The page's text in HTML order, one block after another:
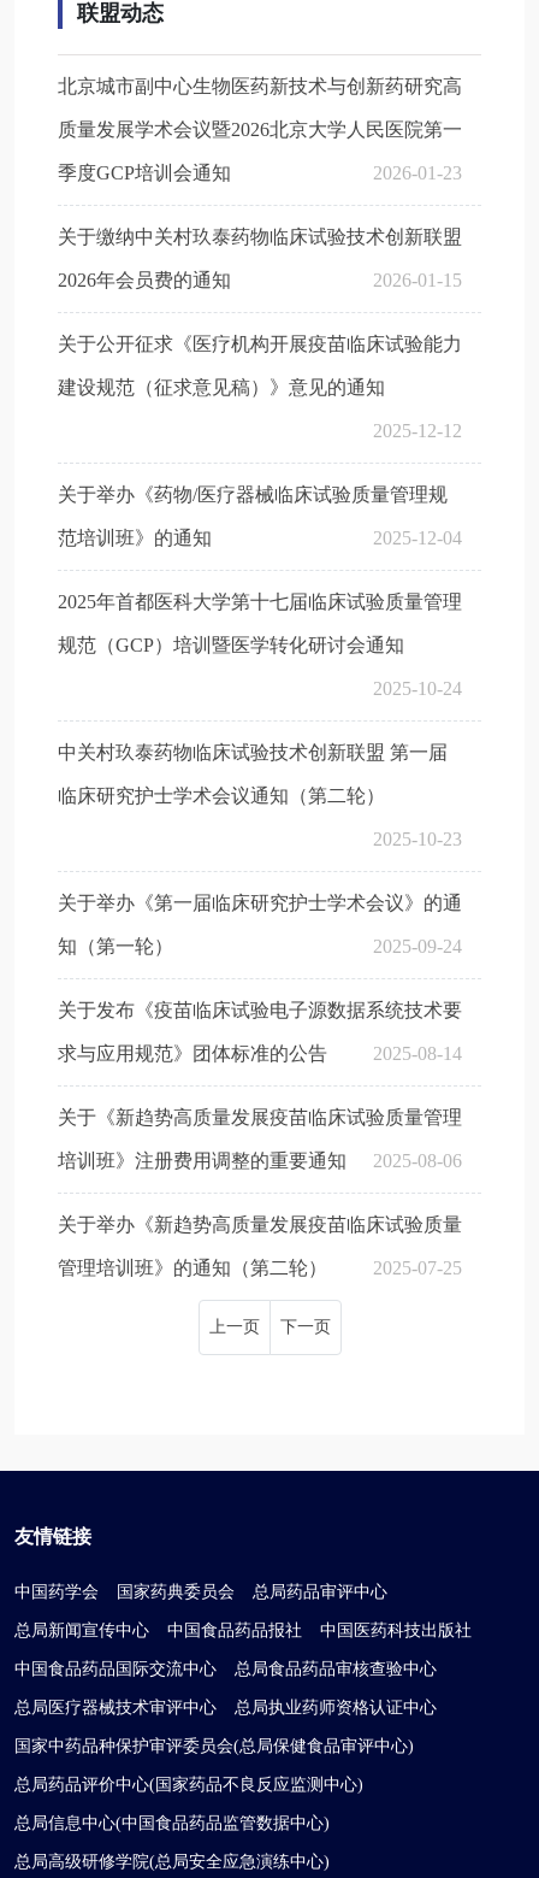
联盟动态
北京城市副中心生物医药新技术与创新药研究高
质量发展学术会议暨2026北京大学人民医院第一
季度GCP培训会通知 2026-01-23
关于缴纳中关村玖泰药物临床试验技术创新联盟
2026年会员费的通知 2026-01-15
关于公开征求《医疗机构开展疫苗临床试验能力
建设规范（征求意见稿）》意见的通知
2025-12-12
关于举办《药物/医疗器械临床试验质量管理规
范培训班》的通知 2025-12-04
2025年首都医科大学第十七届临床试验质量管理
规范（GCP）培训暨医学转化研讨会通知
2025-10-24
中关村玖泰药物临床试验技术创新联盟 第一届
临床研究护士学术会议通知（第二轮）
2025-10-23
关于举办《第一届临床研究护士学术会议》的通
知（第一轮） 2025-09-24
关于发布《疫苗临床试验电子源数据系统技术要
求与应用规范》团体标准的公告 2025-08-14
关于《新趋势高质量发展疫苗临床试验质量管理
培训班》注册费用调整的重要通知 2025-08-06
关于举办《新趋势高质量发展疫苗临床试验质量
管理培训班》的通知（第二轮） 2025-07-25
上一页 下一页
友情链接
中国药学会 国家药典委员会 总局药品审评中心
总局新闻宣传中心 中国食品药品报社 中国医药科技出版社
中国食品药品国际交流中心 总局食品药品审核查验中心
总局医疗器械技术审评中心 总局执业药师资格认证中心
国家中药品种保护审评委员会(总局保健食品审评中心)
总局药品评价中心(国家药品不良反应监测中心)
总局信息中心(中国食品药品监管数据中心)
总局高级研修学院(总局安全应急演练中心)